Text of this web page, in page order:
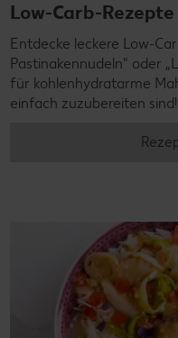
Low-Carb-Rezepte
Entdecke leckere Low-
Pastinakennudeln" oder
für kohlenhydratarme
einfach zuzubereiten sind!